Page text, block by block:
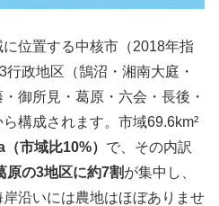
位置する中核市（2018年指
政地区（鵠沼・湘南大庭・
御所見・葛原・六会・長後・
構成されます。市域69.6km²
市域比10%） で、その内訳
原の3地区に約7割が集中し、
沿いには農地はほぼありませ